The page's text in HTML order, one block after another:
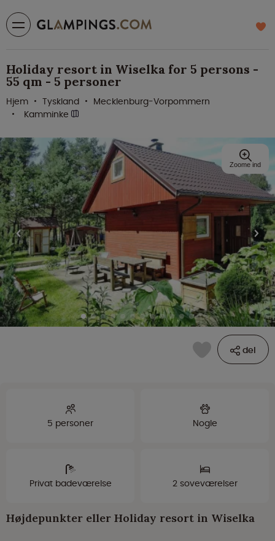
Holiday resort in Wiselka for 5 persons -
55 qm - 5 personer
Hjem Tyskland
Mecklenburg-Vorpommern
Kamminke
del
Zoome ind
5 personer Nogle
Privat badeværelse 2 soveværelser
Højdepunkter eller Holiday resort in Wiselka